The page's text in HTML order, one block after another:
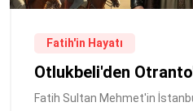
Fatih'in Hayatı
Otlukbeli'den
Fatih Sultan Mehmet'in